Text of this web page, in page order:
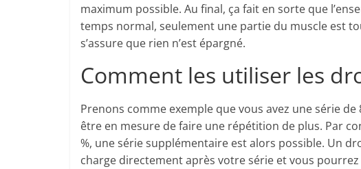
maximum possible. Au final, ça fait en sorte que
temps normal, seulement une partie du muscle est
s’assure que rien n’est épargné.
Comment les utiliser les
Prenons comme exemple que vous avez une série
être en mesure de faire une répétition de plus. Par
%, une série supplémentaire est alors possible. Un
charge directement après votre série et vous